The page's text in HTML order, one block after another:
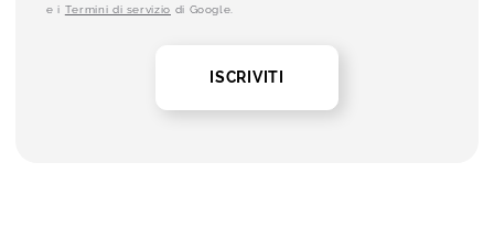
e i Termini di servizio di Google.
ISCRIVITI